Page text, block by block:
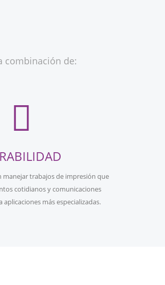
combinación de:
manejar trabajos de impresión que
cotidianos y comunicaciones
aplicaciones más especializadas.